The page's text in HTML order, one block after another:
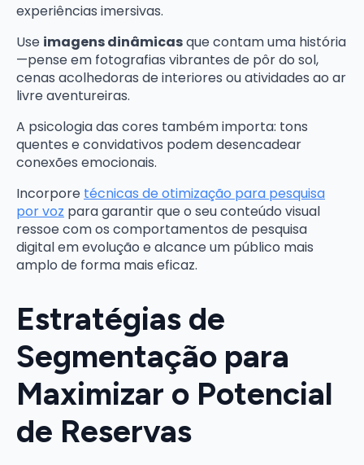
experiências imersivas.
Use imagens dinâmicasque contam uma história
—pense em fotografias vibrantes de pôr do sol,
cenas acolhedoras de interiores ou atividades ao ar
livre aventureiras.
A psicologia das cores também importa: tons
quentes e convidativos podem desencadear
conexões emocionais.
Incorpore técnicas de otimização para pesquisa
por voz para garantir que o seu conteúdo visual
ressoe com os comportamentos de pesquisa
digital em evolução e alcance um público mais
amplo de forma mais eficaz.
Estratégias de
Segmentação para
Maximizar o Potencial
de Reservas